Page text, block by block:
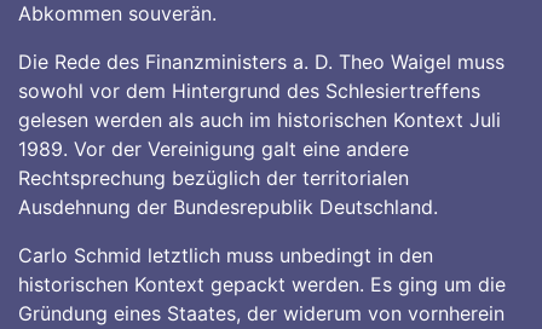
Abkommen souverän.
Die Rede des Finanzministers a. D. Theo Waigel muss
sowohl vor dem Hintergrund des Schlesiertreffens
gelesen werden als auch im historischen Kontext Juli
1989. Vor der Vereinigung galt eine andere
Rechtsprechung bezüglich der territorialen
Ausdehnung der Bundesrepublik Deutschland.
Carlo Schmid letztlich muss unbedingt in den
historischen Kontext gepackt werden. Es ging um die
Gründung eines Staates, der widerum von vornherein